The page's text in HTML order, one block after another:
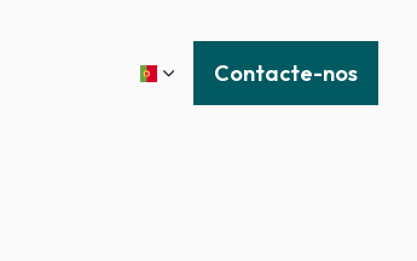
Contacte-nos